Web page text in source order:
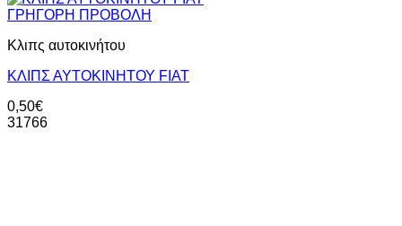
ΓΡΗΓΟΡΗ ΠΡΟΒΟΛΗ
Κλιπς αυτοκινήτου
ΚΛΙΠΣ ΑΥΤΟΚΙΝΗΤΟΥ FIAT
0,50€
31766